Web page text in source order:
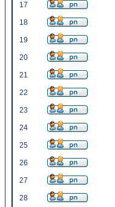
17
18
19
20
21
22
23
24
25
26
27
28